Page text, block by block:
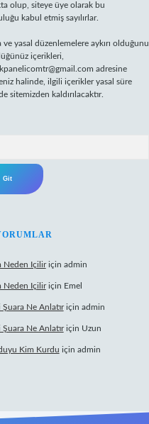
olup, siteye üye olarak bu
kabul etmiş sayılırlar.
ve yasal düzenlemelere aykırı olduğunu
içerikleri,
adresine
halinde, ilgili içerikler yasal süre
sitemizden kaldırılacaktır.
Neden Içiliriçin admin
Neden Içiliriçin Emel
Şuara Ne Anlatıriçin admin
Şuara Ne Anlatıriçin Uzun
Kim Kurdu için admin